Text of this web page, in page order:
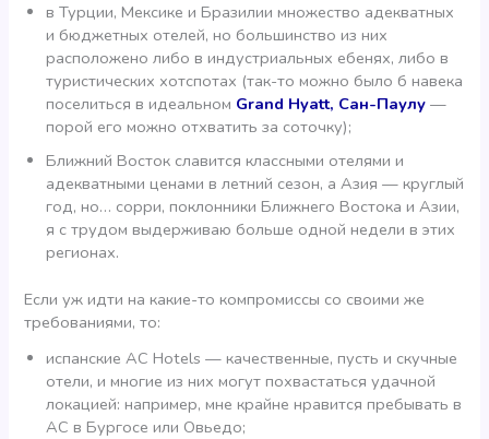
в Турции, Мексике и Бразилии множество адекватных
и бюджетных отелей, но большинство из них
расположено либо в индустриальных ебенях, либо в
туристических хотспотах (так-то можно было б навека
поселиться в идеальном Grand Hyatt, Сан-Паулу —
порой его можно отхватить за соточку);
Ближний Восток славится классными отелями и
адекватными ценами в летний сезон, а Азия — круглый
год, но… сорри, поклонники Ближнего Востока и Азии,
я с трудом выдерживаю больше одной недели в этих
регионах.
Если уж идти на какие-то компромиссы со своими же
требованиями, то:
испанские AC Hotels — качественные, пусть и скучные
отели, и многие из них могут похвастаться удачной
локацией: например, мне крайне нравится пребывать в
AC в Бургосе или Овьедо;